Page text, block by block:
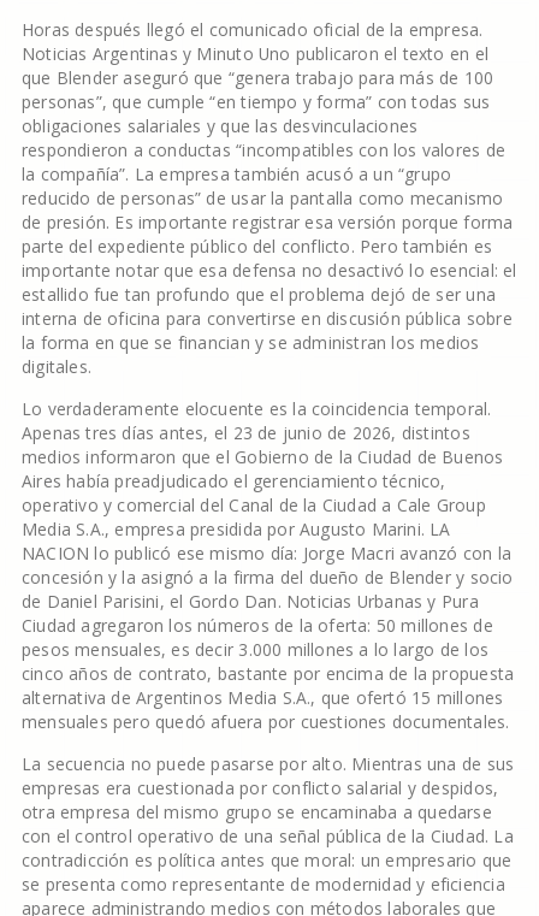
Horas después llegó el comunicado oficial de la empresa.
Noticias Argentinas y Minuto Uno publicaron el texto en el
que Blender aseguró que “genera trabajo para más de 100
personas”, que cumple “en tiempo y forma” con todas sus
obligaciones salariales y que las desvinculaciones
respondieron a conductas “incompatibles con los valores de
la compañía”. La empresa también acusó a un “grupo
reducido de personas” de usar la pantalla como mecanismo
de presión. Es importante registrar esa versión porque forma
parte del expediente público del conflicto. Pero también es
importante notar que esa defensa no desactivó lo esencial: el
estallido fue tan profundo que el problema dejó de ser una
interna de oficina para convertirse en discusión pública sobre
la forma en que se financian y se administran los medios
digitales.
Lo verdaderamente elocuente es la coincidencia temporal.
Apenas tres días antes, el 23 de junio de 2026, distintos
medios informaron que el Gobierno de la Ciudad de Buenos
Aires había preadjudicado el gerenciamiento técnico,
operativo y comercial del Canal de la Ciudad a Cale Group
Media S.A., empresa presidida por Augusto Marini. LA
NACION lo publicó ese mismo día: Jorge Macri avanzó con la
concesión y la asignó a la firma del dueño de Blender y socio
de Daniel Parisini, el Gordo Dan. Noticias Urbanas y Pura
Ciudad agregaron los números de la oferta: 50 millones de
pesos mensuales, es decir 3.000 millones a lo largo de los
cinco años de contrato, bastante por encima de la propuesta
alternativa de Argentinos Media S.A., que ofertó 15 millones
mensuales pero quedó afuera por cuestiones documentales.
La secuencia no puede pasarse por alto. Mientras una de sus
empresas era cuestionada por conflicto salarial y despidos,
otra empresa del mismo grupo se encaminaba a quedarse
con el control operativo de una señal pública de la Ciudad. La
contradicción es política antes que moral: un empresario que
se presenta como representante de modernidad y eficiencia
aparece administrando medios con métodos laborales que